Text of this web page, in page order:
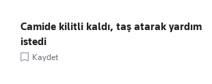
Camide kilitli kaldı, taş atarak yardım
istedi
Kaydet